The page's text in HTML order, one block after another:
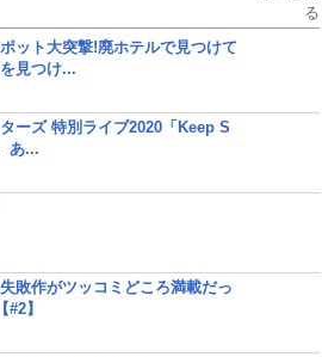
る
ット大突撃!廃ホテルで見つけて
見つけ...
ーズ 特別ライブ2020「Keep S
あ...
失敗作がツッコミどころ満載だっ
】